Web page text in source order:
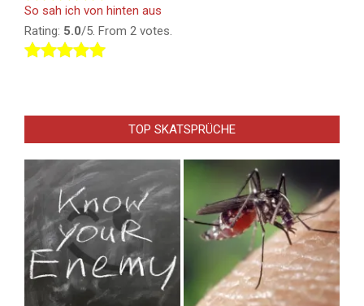
So sah ich von hinten aus
Rating: 5.0/5. From 2 votes.
TOP SKATSPRÜCHE